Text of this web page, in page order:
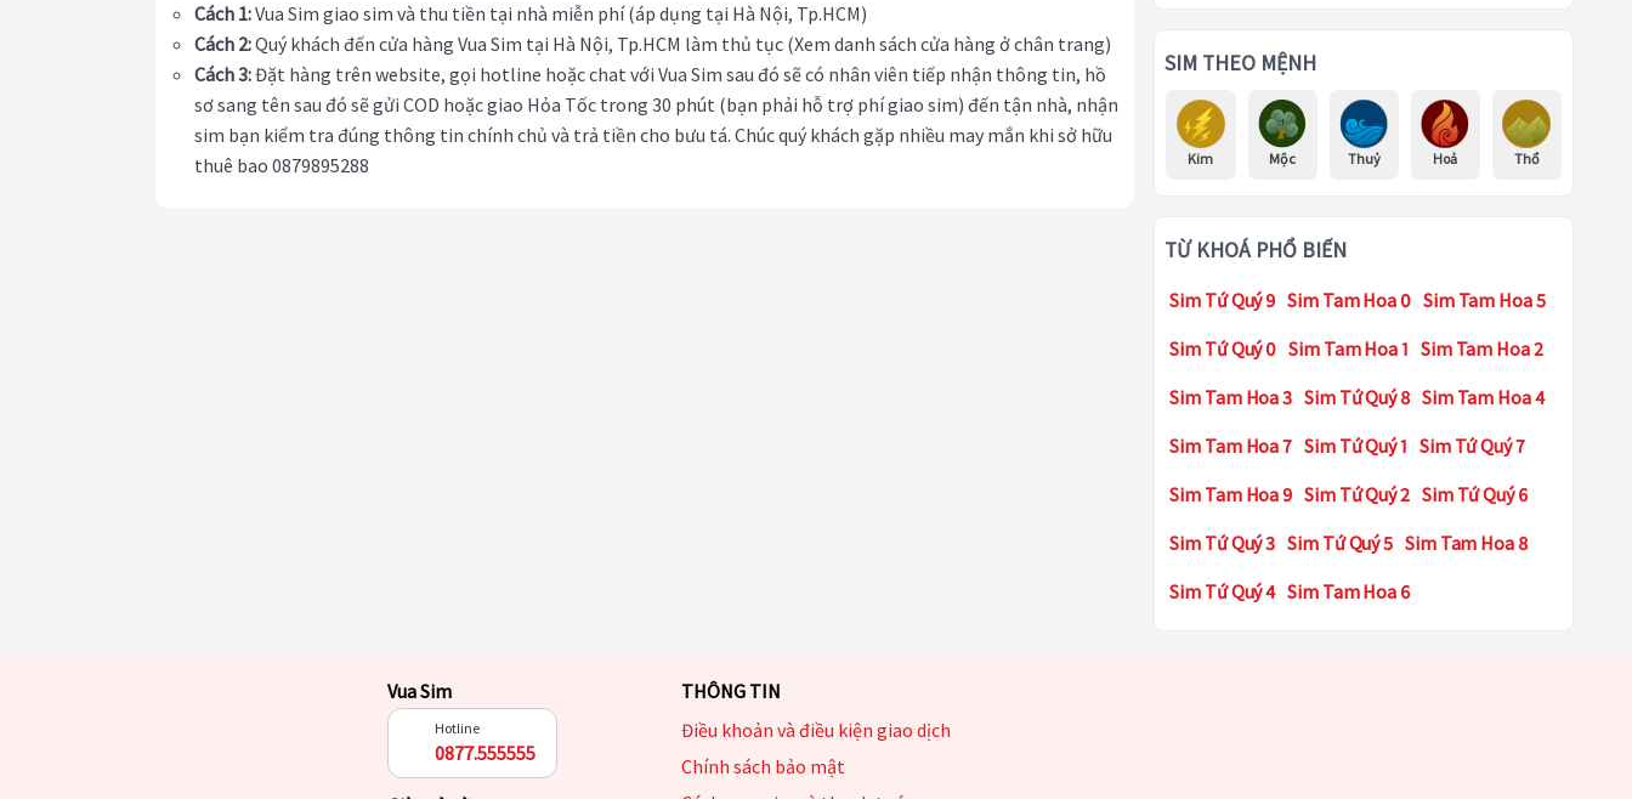
Cách 1:Vua Sim giao sim và thu tiền tại nhà miễn phí (áp dụng tại Hà Nội, Tp.HCM)
Cách 2:Quý khách đến cửa hàng Vua Sim tại Hà Nội, Tp.HCM làm thủ tục (Xem danh sách cửa hàng ở chân trang)
Cách 3:Đặt hàng trên website, gọi hotline hoặc chat với Vua Sim sau đó sẽ có nhân viên tiếp nhận thông tin, hồ
sơ sang tên sau đó sẽ gửi COD hoặc giao Hỏa Tốc trong 30 phút (bạn phải hỗ trợ phí giao sim) đến tận nhà, nhận
sim bạn kiểm tra đúng thông tin chính chủ và trả tiền cho bưu tá. Chúc quý khách gặp nhiều may mắn khi sở hữu
thuê bao 0879895288
SIM THEO MỆNH
Kim Mộc Thuỷ Hoả Thổ
TỪ KHOÁ PHỔ BIẾN
Sim Tứ Quý 9 Sim Tam Hoa 0 Sim Tam Hoa 5
Sim Tứ Quý 0 Sim Tam Hoa 1 Sim Tam Hoa 2
Sim Tam Hoa 3 Sim Tứ Quý 8 Sim Tam Hoa 4
Sim Tam Hoa 7 Sim Tứ Quý 1 Sim Tứ Quý 7
Sim Tam Hoa 9 Sim Tứ Quý 2 Sim Tứ Quý 6
Sim Tứ Quý 3 Sim Tứ Quý 5 Sim Tam Hoa 8
Sim Tứ Quý 4 Sim Tam Hoa 6
Vua Sim
Hotline
0877.555555
THÔNG TIN
Điều khoản và điều kiện giao dịch
Chính sách bảo mật